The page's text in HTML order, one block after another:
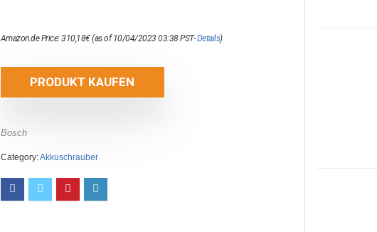
Amazon.de Price:310,18€(as of 10/04/2023 03:38 PST-Details)
PRODUKT KAUFEN
Bosch
Category:Akkuschrauber